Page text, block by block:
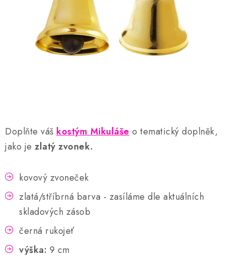
Náš příběh Nejčastější otázky a odpovědi Kontakty
Doprava a poštovné
Vrácení a reklamace
Doplňte váš kostým Mikuláše o tematický doplněk,
jako je zlatý zvonek.
kovový zvoneček
zlatá/stříbrná barva - zasíláme dle aktuálních
skladových zásob
černá rukojeť
výška: 9 cm